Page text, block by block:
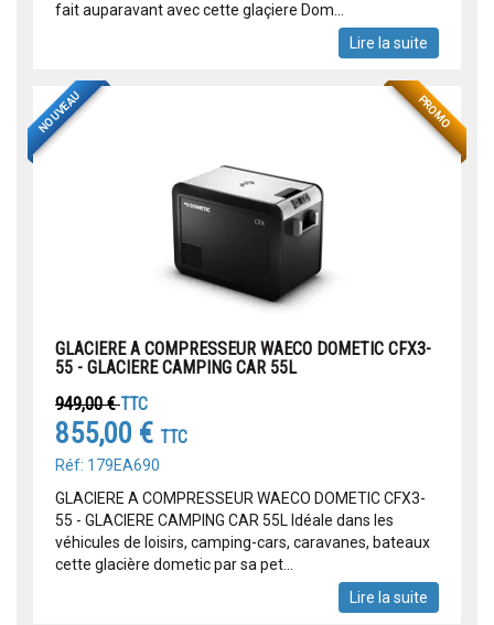
fait auparavant avec cette glaçiere Dom...
Lire la suite
PROMO
NOUVEAU
GLACIERE A COMPRESSEUR WAECO DOMETIC CFX3-
55 - GLACIERE CAMPING CAR 55L
949,00 €TTC
855,00 € TTC
Réf: 179EA690
GLACIERE A COMPRESSEUR WAECO DOMETIC CFX3-
55 - GLACIERE CAMPING CAR 55L Idéale dans les
véhicules de loisirs, camping-cars, caravanes, bateaux
cette glacière dometic par sa pet...
Lire la suite